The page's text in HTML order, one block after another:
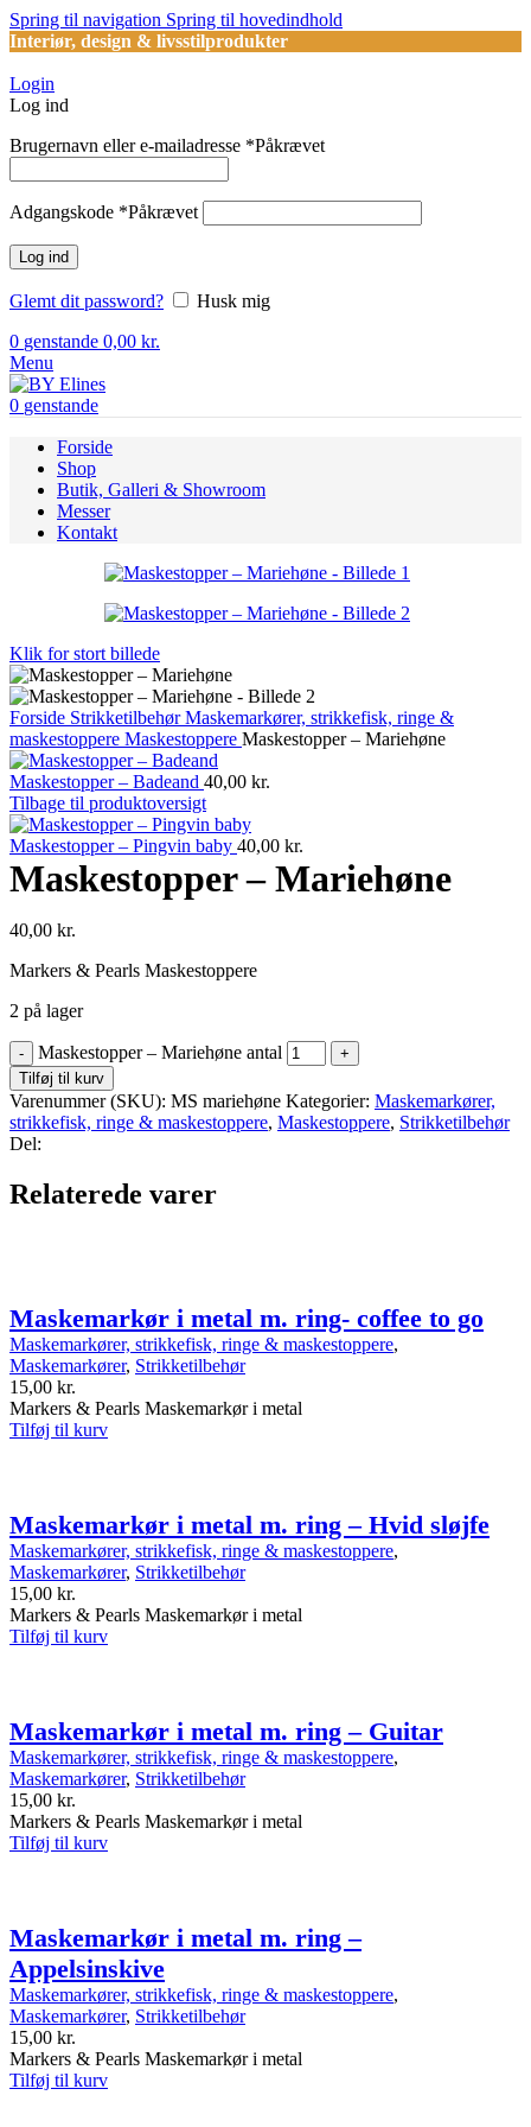
Spring til navigation Spring til hovedindhold
Interiør, design & livsstilprodukter
Login
Log ind
Brugernavn eller e-mailadresse *Påkrævet
Adgangskode *Påkrævet
Log ind
Glemt dit password?
Husk mig
0 genstande 0,00 kr.
Menu
0 genstande
Forside
Shop
Butik, Galleri & Showroom
Messer
Kontakt
Klik for stort billede
Forside StrikketilbehørMaskemarkører, strikkefisk, ringe &
maskestoppere Maskestoppere Maskestopper – Mariehøne
Maskestopper – Badeand 40,00 kr.
Tilbage til produktoversigt
Maskestopper – Pingvin baby 40,00 kr.
Maskestopper – Mariehøne
40,00 kr.
Markers & Pearls Maskestoppere
2 på lager
Maskestopper – Mariehøne antal
Tilføj til kurv
Varenummer (SKU): MS mariehøne Kategorier: Maskemarkører,
strikkefisk, ringe & maskestoppere, Maskestoppere, Strikketilbehør
Del:
Relaterede varer
Maskemarkør i metal m. ring- coffee to go
Maskemarkører, strikkefisk, ringe & maskestoppere,
Maskemarkører, Strikketilbehør
15,00 kr.
Markers & Pearls Maskemarkør i metal
Tilføj til kurv
Maskemarkør i metal m. ring – Hvid sløjfe
Maskemarkører, strikkefisk, ringe & maskestoppere,
Maskemarkører, Strikketilbehør
15,00 kr.
Markers & Pearls Maskemarkør i metal
Tilføj til kurv
Maskemarkør i metal m. ring – Guitar
Maskemarkører, strikkefisk, ringe & maskestoppere,
Maskemarkører, Strikketilbehør
15,00 kr.
Markers & Pearls Maskemarkør i metal
Tilføj til kurv
Maskemarkør i metal m. ring –
Appelsinskive
Maskemarkører, strikkefisk, ringe & maskestoppere,
Maskemarkører, Strikketilbehør
15,00 kr.
Markers & Pearls Maskemarkør i metal
Tilføj til kurv